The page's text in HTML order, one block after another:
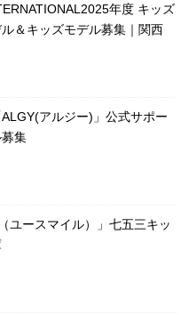
年度 キッズ
＆キッズモデル募集｜関西
アルジー)」公式サポー
集
ユースマイル）」七五三キッ